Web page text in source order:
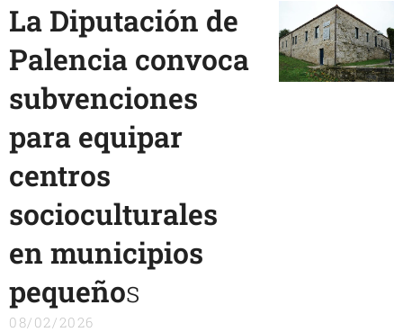
La Diputación de
Palencia convoca
subvenciones
para equipar
centros
socioculturales
en municipios
pequeños
08/02/2026